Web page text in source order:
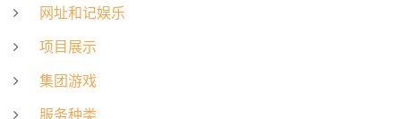
网址和记娱乐
项目展示
集团游戏